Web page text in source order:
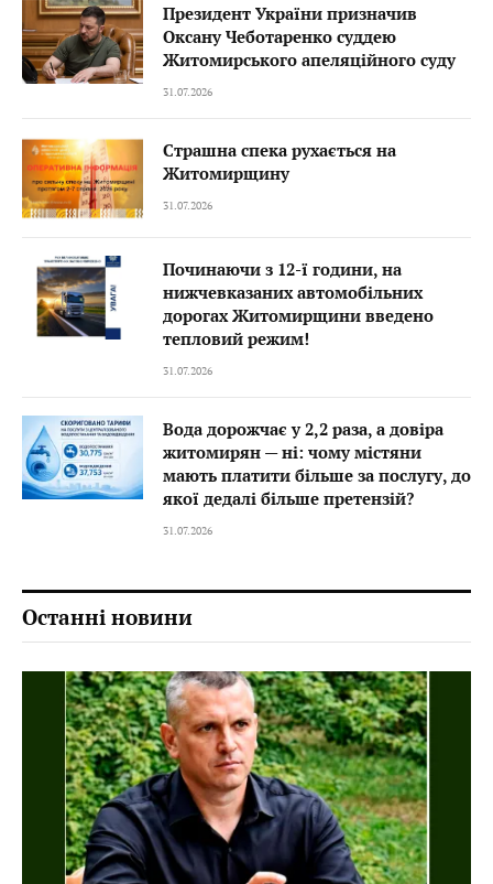
Президент України призначив
Оксану Чеботаренко суддею
Житомирського апеляційного суду
31.07.2026
Страшна спека рухається на
Житомирщину
31.07.2026
Починаючи з 12-ї години, на
нижчевказаних автомобільних
дорогах Житомирщини введено
тепловий режим!
31.07.2026
Вода дорожчає у 2,2 раза, а довіра
житомирян — ні: чому містяни
мають платити більше за послугу, до
якої дедалі більше претензій?
31.07.2026
Останні новини